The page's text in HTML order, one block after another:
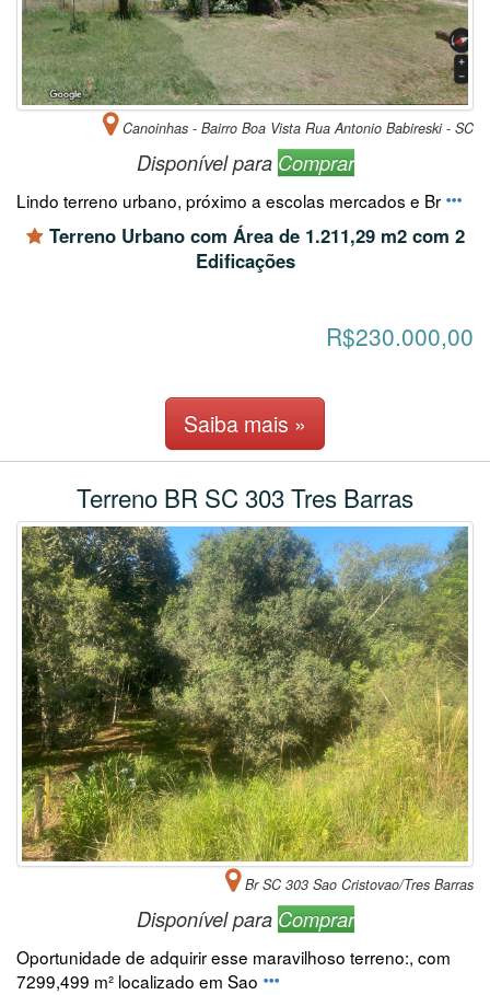
Canoinhas - Bairro Boa Vista Rua Antonio Babireski - SC
Disponível para Comprar
Lindo terreno urbano, próximo a escolas mercados e Br
Terreno Urbano com Área de 1.211,29 m2 com 2
Edificações
R$230.000,00
Saiba mais »
Terreno BR SC 303 Tres Barras
Br SC 303 Sao Cristovao/Tres Barras
Disponível para Comprar
Oportunidade de adquirir esse maravilhoso terreno:, com
7299,499 m² localizado em Sao